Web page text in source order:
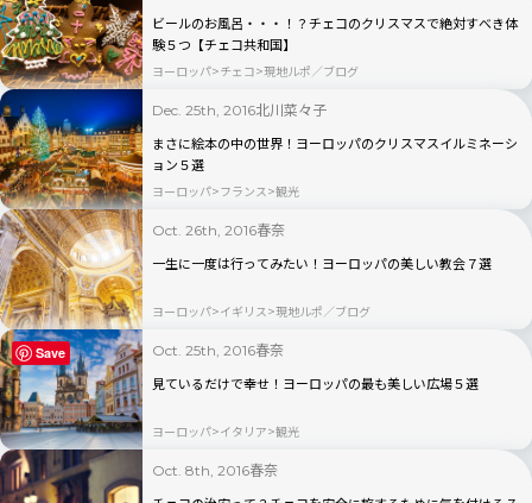
ビールのお風呂・・・！？チェコのクリスマスで絶対すべき体
験５つ【チェコ共和国】
ヨーロッパ チェコ 現地ルポ／ブログ
Dec. 25th, 2016北川菜々子
まさに絵本の中の世界！ヨーロッパのクリスマスイルミネーシ
ョン５選
ヨーロッパ フランス 観光
Oct. 26th, 2016春奈
一生に一度は行ってみたい！ヨーロッパの美しい教会７選
ヨーロッパ イギリス 現地ルポ／ブログ
Oct. 25th, 2016春奈
見ているだけで幸せ！ヨーロッパの最も美しい広場５選
ヨーロッパ イタリア 観光
Oct. 8th, 2016春奈
Save